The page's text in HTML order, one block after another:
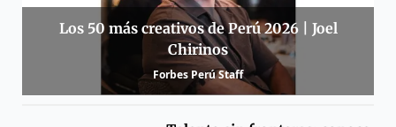
Los 50 más creativos de Perú 2026 | Joel
Chirinos
Forbes Perú Staff